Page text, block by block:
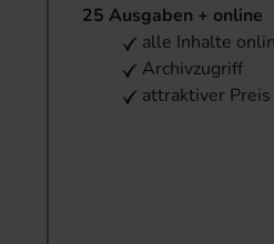
25 Ausgaben + online
alle Inhalte
Archivzugriff
attraktiver Preis